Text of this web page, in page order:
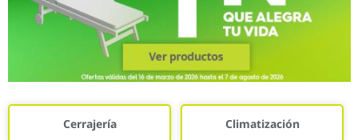
Cerrajería Climatización